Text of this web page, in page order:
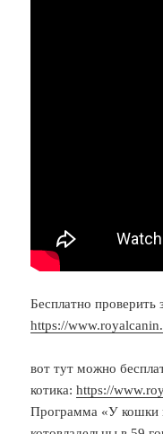
Бесплатно проверить
https://
вот тут можно
котика:https://
Программа «У кошки